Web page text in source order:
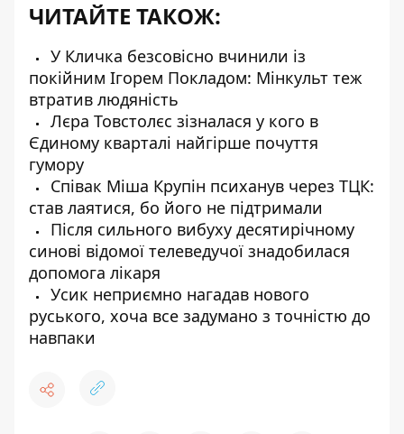
ЧИТАЙТЕ ТАКОЖ:
У Кличка безсовісно вчинили із
покійним Ігорем Покладом: Мінкульт теж
втратив людяність
Лєра Товстолєс зізналася у кого в
Єдиному кварталі найгірше почуття
гумору
Співак Міша Крупін психанув через ТЦК:
став лаятися, бо його не підтримали
Після сильного вибуху десятирічному
синові відомої телеведучої знадобилася
допомога лікаря
Усик неприємно нагадав нового
руського, хоча все задумано з точністю до
навпаки